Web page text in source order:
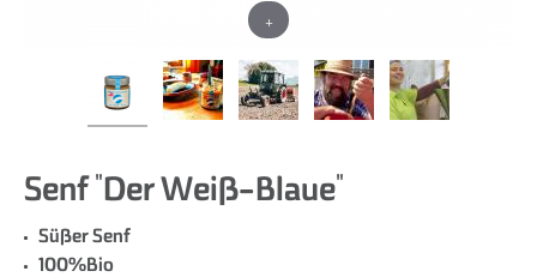
+
Senf "Der Weiß-Blaue"
Süßer Senf
100%Bio